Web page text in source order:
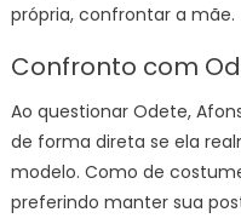
própria, confrontar a mãe.
Confronto com
Ao questionar Odete,
de forma direta se ela
modelo. Como de
preferindo manter sua